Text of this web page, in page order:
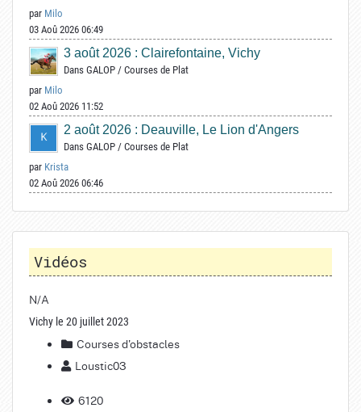
par Milo
03 Aoû 2026 06:49
3 août 2026 : Clairefontaine, Vichy
Dans GALOP / Courses de Plat
par Milo
02 Aoû 2026 11:52
2 août 2026 : Deauville, Le Lion d'Angers
Dans GALOP / Courses de Plat
par Krista
02 Aoû 2026 06:46
Vidéos
N/A
Vichy le 20 juillet 2023
Courses d'obstacles
Loustic03
6120